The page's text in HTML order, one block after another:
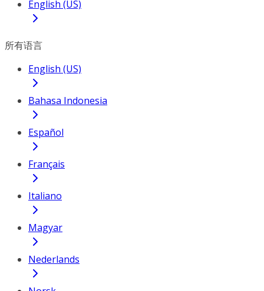
English (US)
所有语言
English (US)
Bahasa Indonesia
Español
Français
Italiano
Magyar
Nederlands